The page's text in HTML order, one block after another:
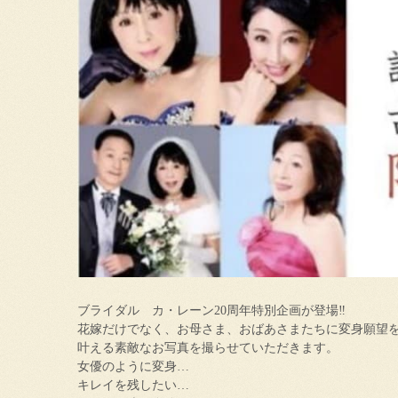
ブライダル カ・レーン20周年特別企画が登場‼
花嫁だけでなく、お母さま、おばあさまたちに変身願望
叶える素敵なお写真を撮らせていただきます。
女優のように変身…
キレイを残したい…